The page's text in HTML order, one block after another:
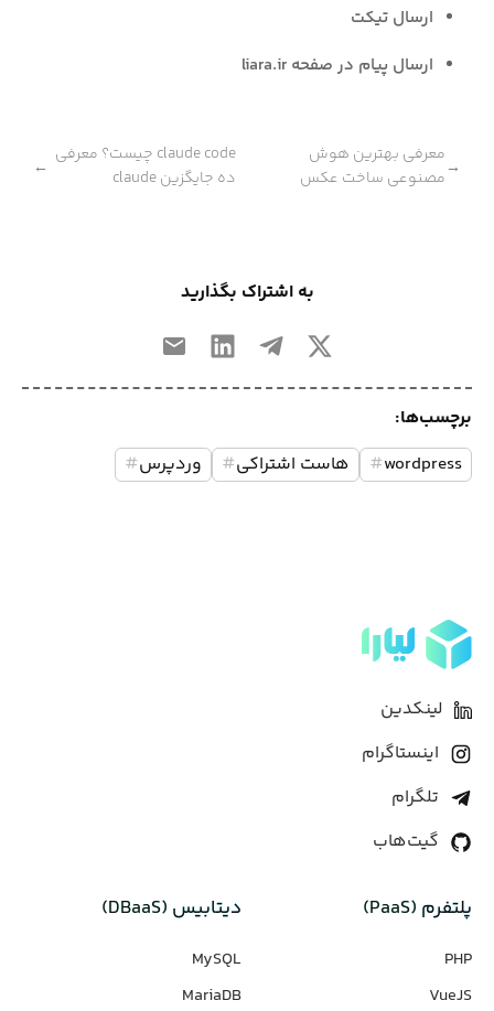
ارسال تیکت
ارسال پیام در صفحه liara.ir
→
معرفی بهترین هوش
مصنوعی ساخت عکس
claude code چیست؟ معرفی
ده جایگزین claude
←
به اشتراک بگذارید
برچسب‌ها:
wordpress
# هاست اشتراکی# وردپرس#
لینکدین
اینستاگرام
تلگرام
گیت‌هاب
پلتفرم (PaaS)
PHP
VueJS
دیتابیس‌ (DBaaS)
MySQL
MariaDB